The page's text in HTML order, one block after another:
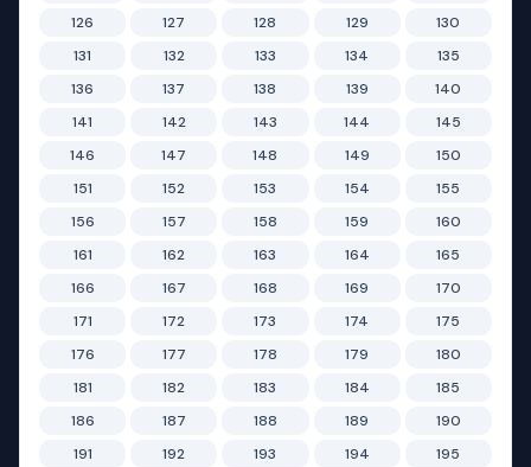
126
127 128 129
130
131
132 133 134
135
136
137 138 139
140
141
142 143 144
145
146
147 148 149
150
151
152 153 154
155
156
157 158 159
160
161
162 163 164
165
166
167 168 169
170
171
172 173 174
175
176
177 178 179
180
181
182 183 184
185
186
187 188 189
190
191
192 193 194
195